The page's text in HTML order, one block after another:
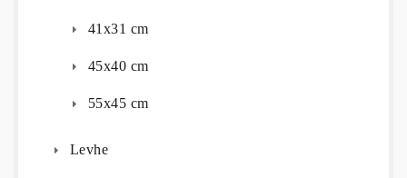
41x31 cm
45x40 cm
55x45 cm
Levhe